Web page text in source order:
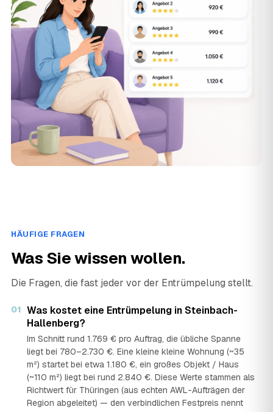
HÄUFIGE FRAGEN
Was Sie wissen wollen.
Die Fragen, die fast jeder vor der Entrümpelung stellt.
01 Was kostet eine Entrümpelung in Steinbach-
Hallenberg?
Im Schnitt rund 1.769 € pro Auftrag, die übliche Spanne
liegt bei 780–2.730 €. Eine kleine kleine Wohnung (~35
m²) startet bei etwa 1.180 €, ein großes Objekt / Haus
(~110 m²) liegt bei rund 2.840 €. Diese Werte stammen als
Richtwert für Thüringen (aus echten AWL-Aufträgen der
Region abgeleitet) — den verbindlichen Festpreis nennt